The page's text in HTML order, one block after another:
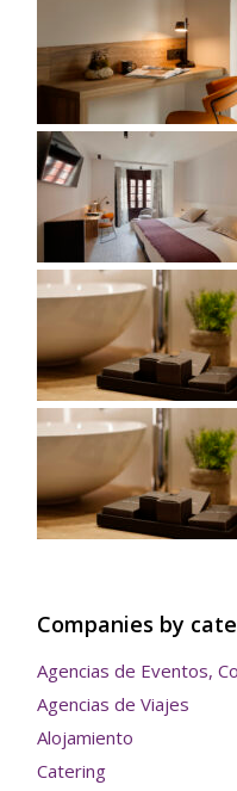
Companies by
Agencias de Eventos,
Agencias de Viajes
Alojamiento
Catering